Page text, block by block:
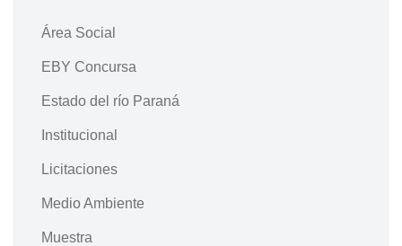
Área Social
EBY Concursa
Estado del río Paraná
Institucional
Licitaciones
Medio Ambiente
Muestra